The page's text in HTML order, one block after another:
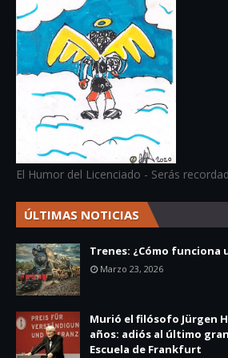
El Humor del Licenciado - Serás
ÚLTIMAS NOTICIAS
Trenes: ¿Cómo funciona
Marzo 23, 2026
Murió el filósofo Jürgen
años: adiós al último
Escuela de Frankfurt